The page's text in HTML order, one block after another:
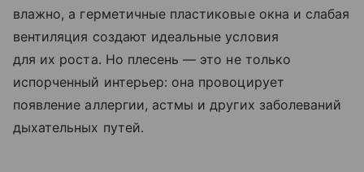
влажно, а герметичные пластиковые окна и слабая
вентиляция создают идеальные условия
для их роста. Но плесень — это не только
испорченный интерьер: она провоцирует
появление аллергии, астмы и других заболеваний
дыхательных путей.